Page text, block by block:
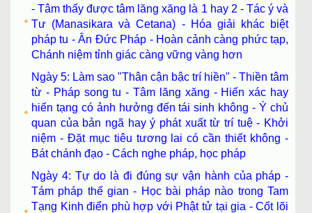
- Tâm thấy được tâm lăng xăng là 1 hay 2 - Tác ý và
Tư (Manasikara và Cetana) - Hóa giải khác biệt
pháp tu - Ân Đức Pháp - Hoàn cảnh càng phức tạp,
Chánh niệm tỉnh giác càng vững vàng hơn
Ngày 5: Làm sao "Thân cận bậc trí hiền" - Thiền tâm
từ - Pháp song tu - Tâm lăng xăng - Hiến xác hay
hiến tạng có ảnh hưởng đến tái sinh không - Ý chủ
quan của bản ngã hay ý phát xuất từ trí tuệ - Khởi
niệm - Đặt mục tiêu tương lai có cần thiết không -
Bát chánh đạo - Cách nghe pháp, học pháp
Ngày 4: Tự do là đi đúng sự vận hành của pháp -
Tám pháp thế gian - Học bài pháp nào trong Tam
Tạng Kinh điển phù hợp với Phật tử tại gia - Cốt lõi